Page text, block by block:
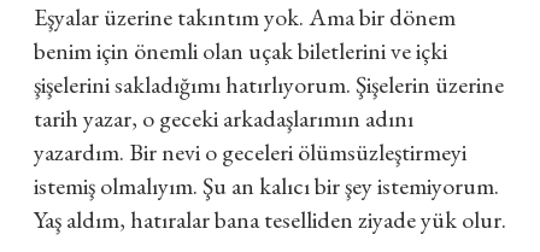
Eşyalar üzerine takıntım yok. Ama bir dönem
benim için önemli olan uçak biletlerini ve içki
şişelerini sakladığımı hatırlıyorum. Şişelerin üzerine
tarih yazar, o geceki arkadaşlarımın adını
yazardım. Bir nevi o geceleri ölümsüzleştirmeyi
istemiş olmalıyım. Şu an kalıcı bir şey istemiyorum.
Yaş aldım, hatıralar bana teselliden ziyade yük olur.